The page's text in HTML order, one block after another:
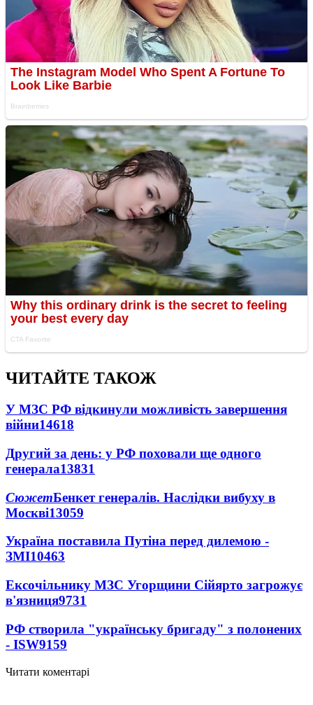
ЧИТАЙТЕ ТАКОЖ
У МЗС РФ відкинули можливість завершення
війни14618
Другий за день: у РФ поховали ще одного
генерала13831
СюжетБенкет генералів. Наслідки вибуху в
Москві13059
Україна поставила Путіна перед дилемою -
ЗМІ10463
Ексочільнику МЗС Угорщини Сійярто загрожує
в'язниця9731
РФ створила "українську бригаду" з полонених
- ISW9159
Читати коментарі